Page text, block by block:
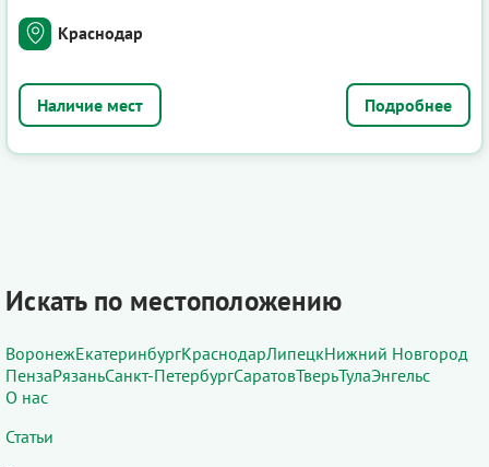
Краснодар
Подробнее
Искать по местоположению
ВоронежЕкатеринбургКраснодарЛипецкНижний Новгород
ПензаРязаньСанкт-ПетербургСаратовТверьТулаЭнгельс
О нас
Статьи